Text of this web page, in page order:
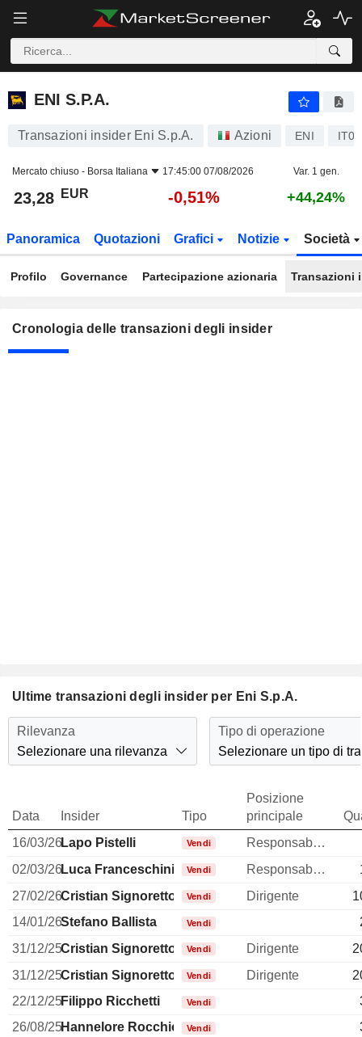
ENI S.P.A.
ENI S.P.A.
Transazioni insider Eni S.p.A. Azioni ENI
Mercato chiuso - Borsa Italiana 17:45:00 07/08/2026 Var. 1 gen.
23,28 EUR -0,51% +44,24%
Panoramica Quotazioni Grafici Notizie Società
Profilo Governance Partecipazione azionaria Transazioni
Cronologia delle transazioni degli insider
Ultime transazioni degli insider per Eni S.p.A.
Rilevanza
Selezionare una rilevanza
Tipo di operazione
Selezionare un tipo di
Data Insider Tipo
Posizione
principale
16/03/26Lapo Pistelli Vendi
Responsabile della comunicazione
02/03/26Luca Franceschini Vendi Responsabile Compliance
27/02/26Cristian Signoretto Vendi Dirigente
14/01/26Stefano Ballista Vendi
31/12/25Cristian Signoretto Vendi Dirigente
31/12/25Cristian Signoretto Vendi Dirigente
22/12/25Filippo Ricchetti Vendi
26/08/25Hannelore Rocchio Vendi